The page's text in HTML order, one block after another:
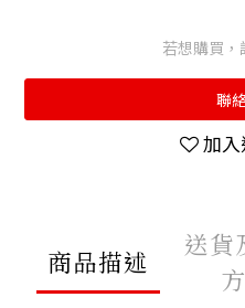
若想購買，
聯
加
商品描述
送貨